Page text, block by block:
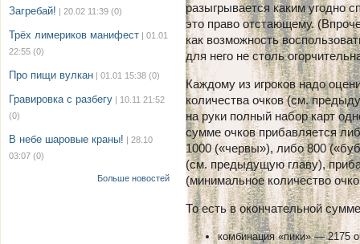
Загребай! | 20.02 11:39 (0)
Трёх лимериков манифест | 01.01
22:55 (0)
Про пищи вулкан | 01.01 15:38 (0)
Гравировка с разбегу | 10.11 21:52
(0)
В небе шаровые краны! | 28.10
03:07 (0)
Больше новостей
разыгрывается каким угодно
это право отстающему.
как возможность
для него не столь
Каждому из игроков надо
количества очков (см.
на руки полный набор карт
сумме очков прибавляется
1000 («червы»), либо 800
(см. предыдущую главу),
(минимальное количество
То есть в окончательной
комбинация «пики» — 2175